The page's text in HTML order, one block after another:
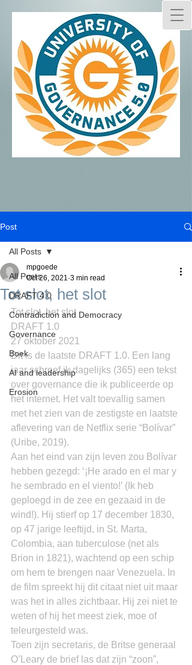
Post
All Posts
DRAFT 4.0
Contradiction and Democracy
Governance
Boek
AI and leadership
Erosion
All Posts
Tot slot, het slot
mpgoede
Oct 26, 2021 3 min read
Tot slot, het slot
DRAFT 1.0
27 oktober 2021
Dit is de laatste DRAFT 1.0. Een lang
jaar schreef ik dagelijks (365) een tekst
over governance die ik publiceerde op
het internet. Het valt toevallig samen
met het zien van de zestigste en laatste
aflevering van de Netflix serie “Bolívar”
(Uribe, 2019).
Aan het eind van zijn leven zou Bolívar
hebben gezegd: ‘¡He arado en el mar y
he sembrado en el viento!’ (Ik heb
geploegd in de zee en gezaaid in de
wind!). Hij stierf op 17 december 1830,
op 47 jarige leeftijd, in St. Marta,
Colombia, aan tuberculose (net als
Brion in 1821), wachtend op een schip
om hem te brengen naar Venezuela. In
de film spreekt hij dit citaat niet uit maar
was het in alles zichtbaar. Hij zei niet te
weten of hij het meest ziek, moe of
teleurgesteld was.
Toen zijn secretaris, de Britse generaal
O’Leary de brief las dat zijn “zoon”,